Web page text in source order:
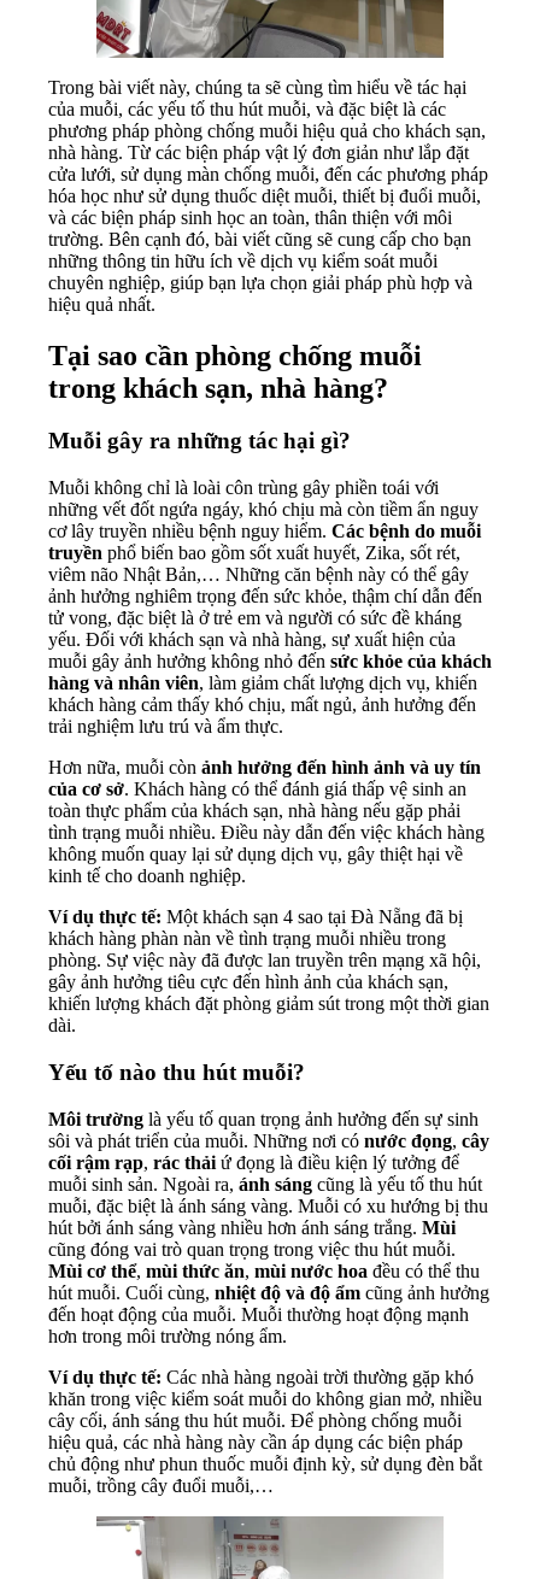
Trong bài viết này, chúng ta sẽ cùng tìm hiểu về tác hại
của muỗi, các yếu tố thu hút muỗi, và đặc biệt là các
phương pháp phòng chống muỗi hiệu quả cho khách sạn,
nhà hàng. Từ các biện pháp vật lý đơn giản như lắp đặt
cửa lưới, sử dụng màn chống muỗi, đến các phương pháp
hóa học như sử dụng thuốc diệt muỗi, thiết bị đuổi muỗi,
và các biện pháp sinh học an toàn, thân thiện với môi
trường. Bên cạnh đó, bài viết cũng sẽ cung cấp cho bạn
những thông tin hữu ích về dịch vụ kiểm soát muỗi
chuyên nghiệp, giúp bạn lựa chọn giải pháp phù hợp và
hiệu quả nhất.
Tại sao cần phòng chống muỗi
trong khách sạn, nhà hàng?
Muỗi gây ra những tác hại gì?
Muỗi không chỉ là loài côn trùng gây phiền toái với
những vết đốt ngứa ngáy, khó chịu mà còn tiềm ẩn nguy
cơ lây truyền nhiều bệnh nguy hiểm. Các bệnh do muỗi
truyền phổ biến bao gồm sốt xuất huyết, Zika, sốt rét,
viêm não Nhật Bản,… Những căn bệnh này có thể gây
ảnh hưởng nghiêm trọng đến sức khỏe, thậm chí dẫn đến
tử vong, đặc biệt là ở trẻ em và người có sức đề kháng
yếu. Đối với khách sạn và nhà hàng, sự xuất hiện của
muỗi gây ảnh hưởng không nhỏ đến sức khỏe của khách
hàng và nhân viên, làm giảm chất lượng dịch vụ, khiến
khách hàng cảm thấy khó chịu, mất ngủ, ảnh hưởng đến
trải nghiệm lưu trú và ẩm thực.
Hơn nữa, muỗi còn ảnh hưởng đến hình ảnh và uy tín
của cơ sở. Khách hàng có thể đánh giá thấp vệ sinh an
toàn thực phẩm của khách sạn, nhà hàng nếu gặp phải
tình trạng muỗi nhiều. Điều này dẫn đến việc khách hàng
không muốn quay lại sử dụng dịch vụ, gây thiệt hại về
kinh tế cho doanh nghiệp.
Ví dụ thực tế: Một khách sạn 4 sao tại Đà Nẵng đã bị
khách hàng phàn nàn về tình trạng muỗi nhiều trong
phòng. Sự việc này đã được lan truyền trên mạng xã hội,
gây ảnh hưởng tiêu cực đến hình ảnh của khách sạn,
khiến lượng khách đặt phòng giảm sút trong một thời gian
dài.
Yếu tố nào thu hút muỗi?
Môi trường là yếu tố quan trọng ảnh hưởng đến sự sinh
sôi và phát triển của muỗi. Những nơi có nước đọng, cây
cối rậm rạp, rác thải ứ đọng là điều kiện lý tưởng để
muỗi sinh sản. Ngoài ra, ánh sáng cũng là yếu tố thu hút
muỗi, đặc biệt là ánh sáng vàng. Muỗi có xu hướng bị thu
hút bởi ánh sáng vàng nhiều hơn ánh sáng trắng. Mùi
cũng đóng vai trò quan trọng trong việc thu hút muỗi.
Mùi cơ thể, mùi thức ăn, mùi nước hoa đều có thể thu
hút muỗi. Cuối cùng, nhiệt độ và độ ẩm cũng ảnh hưởng
đến hoạt động của muỗi. Muỗi thường hoạt động mạnh
hơn trong môi trường nóng ẩm.
Ví dụ thực tế: Các nhà hàng ngoài trời thường gặp khó
khăn trong việc kiểm soát muỗi do không gian mở, nhiều
cây cối, ánh sáng thu hút muỗi. Để phòng chống muỗi
hiệu quả, các nhà hàng này cần áp dụng các biện pháp
chủ động như phun thuốc muỗi định kỳ, sử dụng đèn bắt
muỗi, trồng cây đuổi muỗi,…